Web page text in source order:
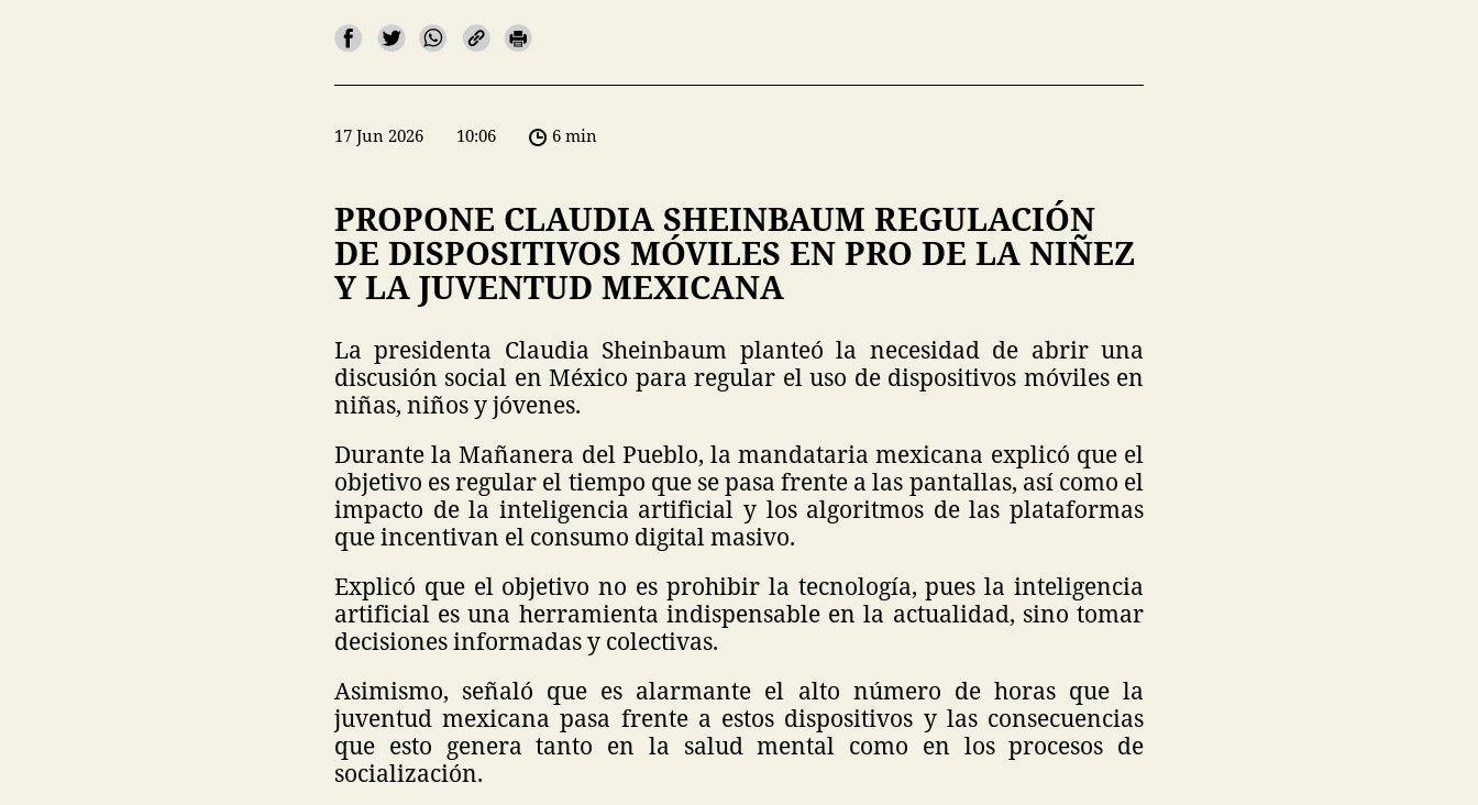
17 Jun 2026 10:06 6 min
PROPONE CLAUDIA SHEINBAUM REGULACIÓN
DE DISPOSITIVOS MÓVILES EN PRO DE LA NIÑEZ
Y LA JUVENTUD MEXICANA
La presidenta Claudia Sheinbaum planteó la necesidad de abrir una
discusión social en México para regular el uso de dispositivos móviles en
niñas, niños y jóvenes.
Durante la Mañanera del Pueblo, la mandataria mexicana explicó que el
objetivo es regular el tiempo que se pasa frente a las pantallas, así como el
impacto de la inteligencia artificial y los algoritmos de las plataformas
que incentivan el consumo digital masivo.
Explicó que el objetivo no es prohibir la tecnología, pues la inteligencia
artificial es una herramienta indispensable en la actualidad, sino tomar
decisiones informadas y colectivas.
Asimismo, señaló que es alarmante el alto número de horas que la
juventud mexicana pasa frente a estos dispositivos y las consecuencias
que esto genera tanto en la salud mental como en los procesos de
socialización.